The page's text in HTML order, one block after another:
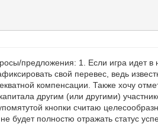
предложения: 1. Если игра идет в
свой перевес, ведь
компенсации. Также хочу
другим (или другими)
кнопки считаю
будет полностю отражать статус